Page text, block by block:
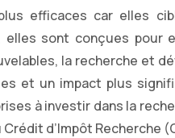
efficaces car elles
elles sont conçues
la recherche et
et un impact plus
à investir dans la
d’Impôt Recherche